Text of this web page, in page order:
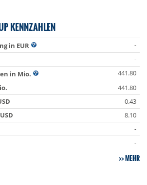
KENNZAHLEN
in EUR
-
-
in Mio.
441.80
441.80
0.43
8.10
-
-
MEHR